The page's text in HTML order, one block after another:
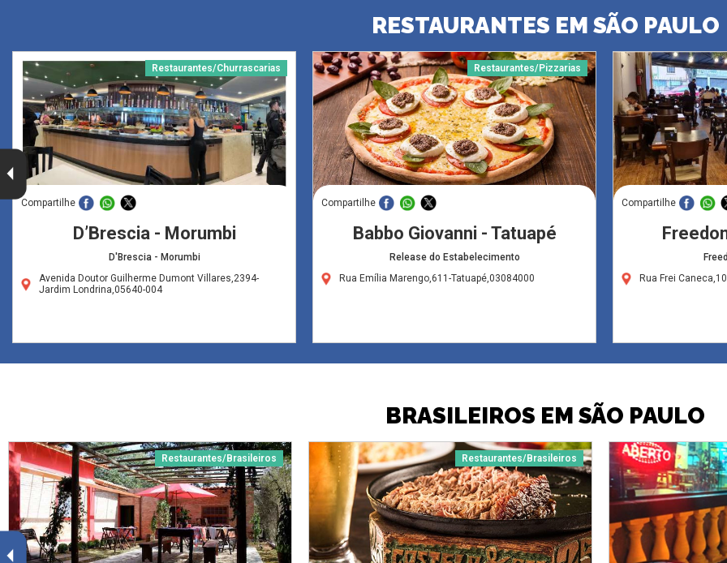
RESTAURANTES EM SÃO PAULO
Restaurantes/Churrascarias
Compartilhe
D’Brescia - Morumbi
D'Brescia - Morumbi
Avenida Doutor Guilherme Dumont Villares,2394-
Jardim Londrina,05640-004
Restaurantes/Pizzarias
Compartilhe
Babbo Giovanni - Tatuapé
Release do Estabelecimento
Rua Emília Marengo,611-Tatuapé,03084000
Compartilhe
Rua Frei
BRASILEIROS EM SÃO PAULO
Restaurantes/Brasileiros Restaurantes/Brasileiros